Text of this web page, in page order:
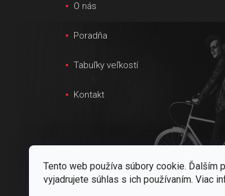
Tento web používa súbory cookie. Ďalším
vyjadrujete súhlas s ich používaním. Viac
O nás
Poradňa
Tabuľky veľkostí
Kontakt